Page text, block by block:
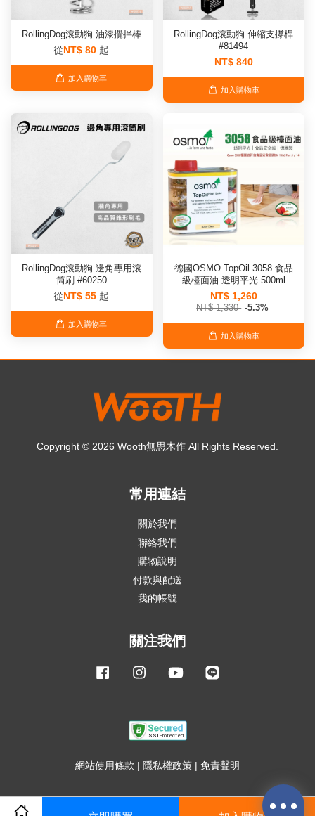
RollingDog滾動狗 油漆攪拌棒
從NT$ 80 起
加入購物車
RollingDog滾動狗 伸縮支撐桿
#81494
NT$ 840
加入購物車
RollingDog滾動狗 邊角專用滾
筒刷 #60250
從NT$ 55 起
加入購物車
德國OSMO TopOil 3058 食品
級檯面油 透明平光 500ml
NT$ 1,260
NT$ 1,330 -5.3%
加入購物車
Copyright © 2026 Wooth無思木作 All Rights Reserved.
常用連結
關於我們
聯絡我們
購物說明
付款與配送
我的帳號
關注我們
Facebook Instagram YouTube
網站使用條款 隱私權政策 免責聲明